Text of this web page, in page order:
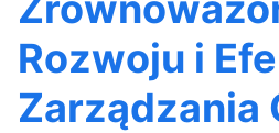
Rozwoju i
Zarządzania